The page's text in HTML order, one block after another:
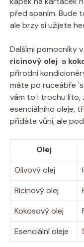
před spaním. Bude
ale brzy si užijete
Dalšími pomocníky
ricinový olej ‌ a
přírodní
máte po ruceábře
⁣vám to i ​trochu líto,
⁢esenciálního oleje,
přidáte vůni, ale
Olej
Olivový olej
Ricinový olej
Kokosový olej
Esenciální oleje